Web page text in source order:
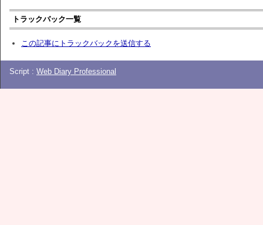
トラックバック一覧
この記事にトラックバックを送信する
Script : Web Diary Professional